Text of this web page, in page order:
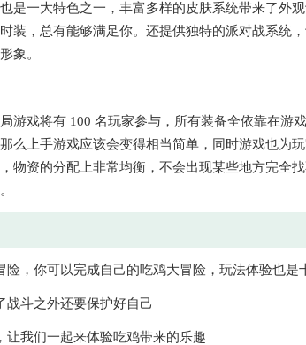
是一大特色之一，丰富多样的皮肤系统带来了外
装，总有能够满足你。还提供独特的派对战系统
象。
游戏将有 100 名玩家参与，所有装备全依靠在游
么上手游戏应该会变得相当简单，同时游戏也为
物资的分配上非常均衡，不会出现某些地方完全
，你可以完成自己的吃鸡大冒险，玩法体验也是
战斗之外还要保护好自己
我们一起来体验吃鸡带来的乐趣